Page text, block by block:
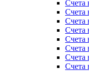
Счета
Счета
Счета
Счета
Счета
Счета
Счета